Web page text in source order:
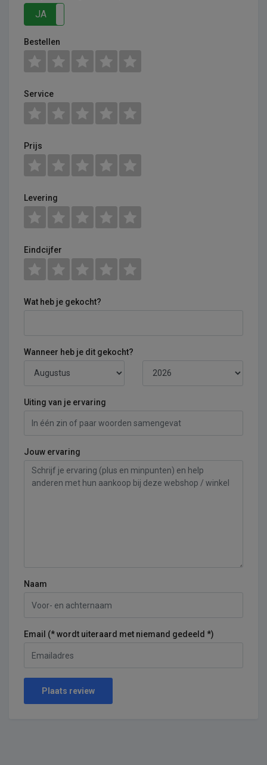
JA
Bestellen
Service
Prijs
Levering
Eindcijfer
Wat heb je gekocht?
Wanneer heb je dit gekocht?
Uiting van je ervaring
Jouw ervaring
Naam
Email (* wordt uiteraard met niemand gedeeld *)
Plaats review